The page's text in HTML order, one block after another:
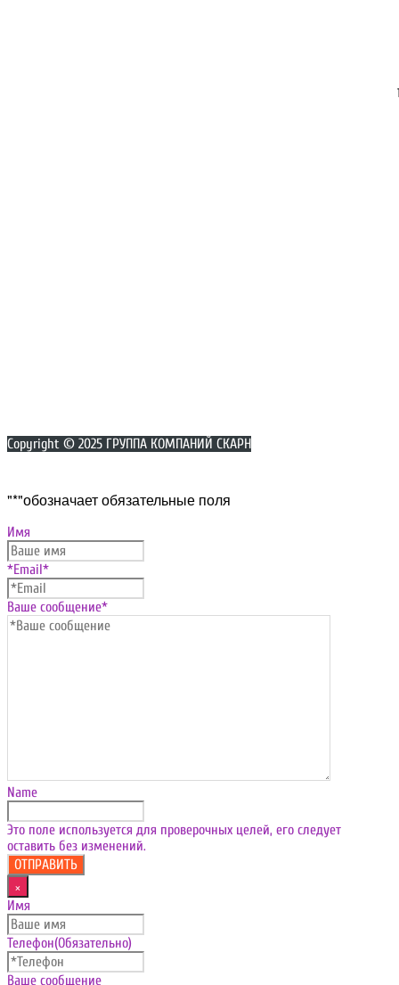
Copyright © 2025 ГРУППА КОМПАНИЙ СКАРН
вверх
"*"обозначает обязательные поля
Имя
*Email*
Ваше сообщение*
Name
Это поле используется для проверочных целей, его следует
оставить без изменений.
×
Имя
Телефон(Обязательно)
Ваше сообщение